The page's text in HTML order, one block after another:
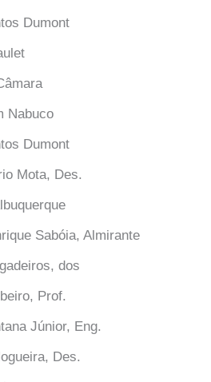
Dumont
Nabuco
Dumont
Mota, Des.
Sabóia, Almirante
dos
Prof.
Júnior, Eng.
Des.